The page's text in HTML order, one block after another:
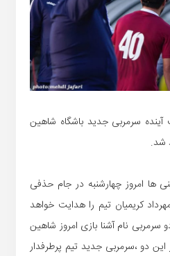
فراوان تا ۴۸ ساعت آینده سرمربی جدید باشگاه شاهین
شد.
ها امروز چهارشنبه در جام حذفی
کریمیان تیم را هدایت خواهد
سرمربی نام آشنا بازی امروز شاهین
این دو ،سرمربی جدید تیم پرطرفدار